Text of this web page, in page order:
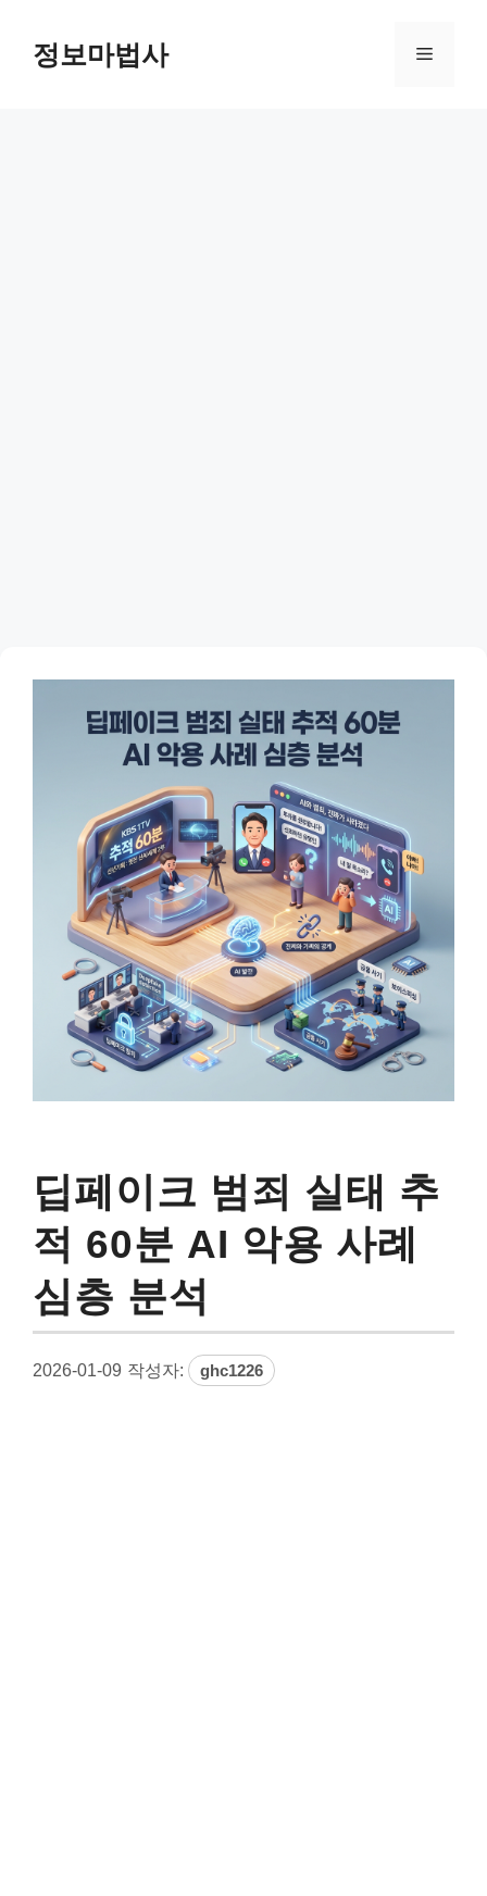
정보마법사 메
딥페이크 범죄 실태 추
적 60분 AI 악용 사례
심층 분석
2026-01-09 작성자: ghc1226